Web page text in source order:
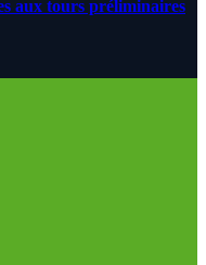
aux tours préliminaires